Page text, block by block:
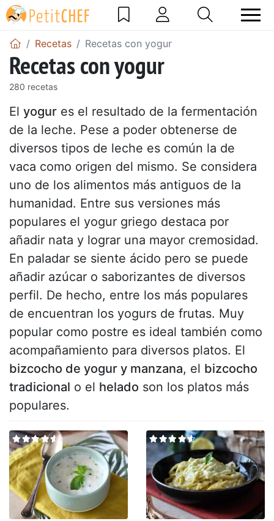
Recetas Recetas con yogur
Recetas con yogur
280 recetas
El yogur es el resultado de la fermentación
de la leche. Pese a poder obtenerse de
diversos tipos de leche es común la de
vaca como origen del mismo. Se considera
uno de los alimentos más antiguos de la
humanidad. Entre sus versiones más
populares el yogur griego destaca por
añadir nata y lograr una mayor cremosidad.
En paladar se siente ácido pero se puede
añadir azúcar o saborizantes de diversos
perfil. De hecho, entre los más populares
de encuentran los yogurs de frutas. Muy
popular como postre es ideal también como
acompañamiento para diversos platos. El
bizcocho de yogur y manzana, el bizcocho
tradicional o el helado son los platos más
populares.